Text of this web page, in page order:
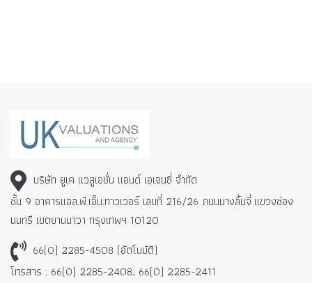
บริษัท ยูเค แวลูเอชั่น แอนด์ เอเจนซี่ จำกัด
ชั้น 9 อาคารแอล.พี.เอ็น.ทาวเวอร์ เลขที่ 216/26 ถนนนางลิ้นจี่ แขวงช่อง
นนทรี เขตยานนาวา กรุงเทพฯ 10120
66(0) 2285-4508 (อัตโนมัติ)
โทรสาร : 66(0) 2285-2408, 66(0) 2285-2411